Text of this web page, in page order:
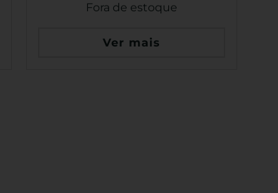
Fora de estoque
Ver mais